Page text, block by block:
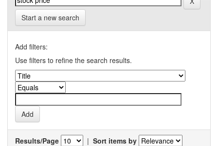
Start a new search
Add filters:
Use filters to refine the search results.
Results/Page | Sort items by